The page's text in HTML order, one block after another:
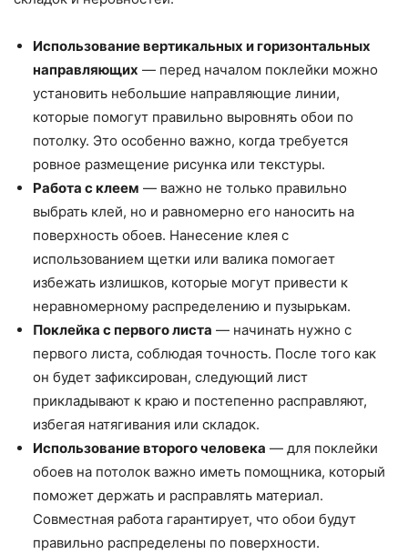
Использование вертикальных и горизонтальных
направляющих — перед началом поклейки можно
установить небольшие направляющие линии,
которые помогут правильно выровнять обои по
потолку. Это особенно важно, когда требуется
ровное размещение рисунка или текстуры.
Работа с клеем — важно не только правильно
выбрать клей, но и равномерно его наносить на
поверхность обоев. Нанесение клея с
использованием щетки или валика помогает
избежать излишков, которые могут привести к
неравномерному распределению и пузырькам.
Поклейка с первого листа — начинать нужно с
первого листа, соблюдая точность. После того как
он будет зафиксирован, следующий лист
прикладывают к краю и постепенно расправляют,
избегая натягивания или складок.
Использование второго человека — для поклейки
обоев на потолок важно иметь помощника, который
поможет держать и расправлять материал.
Совместная работа гарантирует, что обои будут
правильно распределены по поверхности.